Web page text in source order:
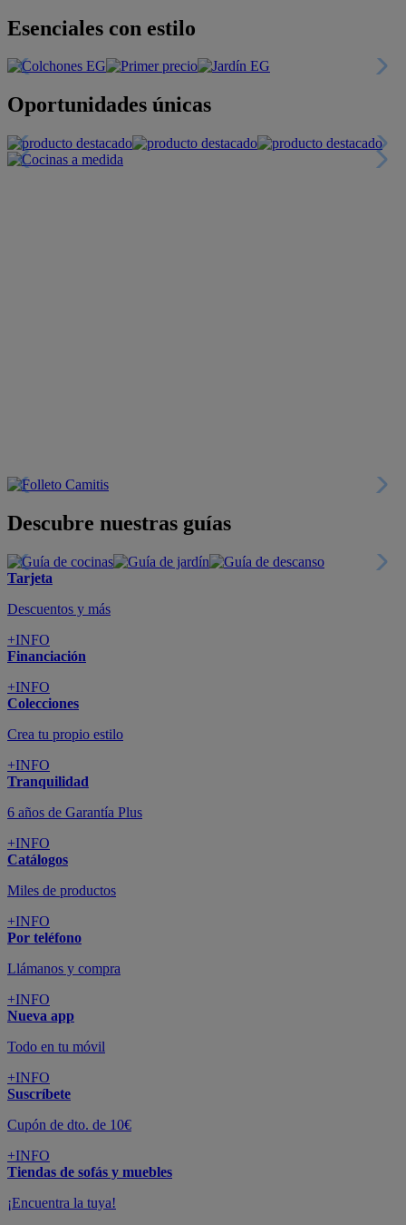
Esenciales con estilo
Oportunidades únicas
Descubre nuestras guías
Tarjeta
Descuentos y más
+INFO
Financiación
+INFO
Colecciones
Crea tu propio estilo
+INFO
Tranquilidad
6 años de Garantía Plus
+INFO
Catálogos
Miles de productos
+INFO
Por teléfono
Llámanos y compra
+INFO
Nueva app
Todo en tu móvil
+INFO
Suscríbete
Cupón de dto. de 10€
+INFO
Tiendas de sofás y muebles
¡Encuentra la tuya!